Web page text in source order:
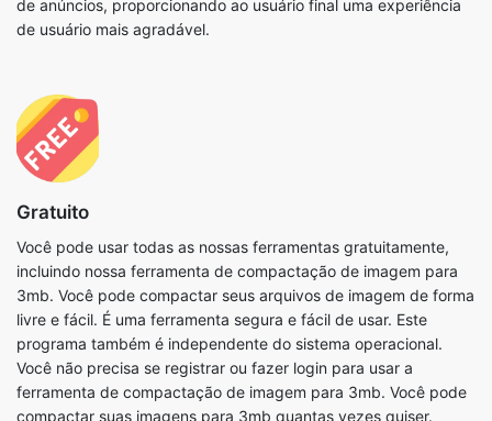
Gratuito
Você pode usar todas as nossas ferramentas gratuitamente,
incluindo nossa ferramenta de compactação de imagem para
3mb. Você pode compactar seus arquivos de imagem de forma
programa também é independente do sistema operacional.
Você não precisa se registrar ou fazer login para usar a
ferramenta de compactação de imagem para 3mb. Você pode
compactar suas imagens para 3mb quantas vezes quiser.